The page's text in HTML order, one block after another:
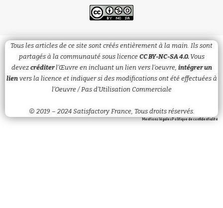
Tous les articles de ce site sont créés entièrement à la main. Ils sont
partagés à la communauté sous licence CC BY-NC-SA 4.0. Vous
devez créditerl’Œuvre en incluant un lien vers l’oeuvre, intégrer un
lienvers la licence et indiquersi des modifications ont été effectuées à
l’Oeuvre / Pas d’Utilisation Commerciale
© 2019 – 2024 Satisfactory France, Tous droits réservés.
Mentions légales Politique de confidentialité